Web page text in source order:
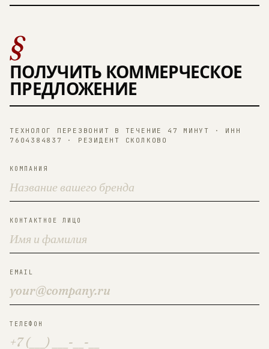
§
ПОЛУЧИТЬ КОММЕРЧЕСКОЕ
ПРЕДЛОЖЕНИЕ
ТЕХНОЛОГ ПЕРЕЗВОНИТ В ТЕЧЕНИЕ 47 МИНУТ · ИНН
7604384837 · РЕЗИДЕНТ СКОЛКОВО
КОМПАНИЯ
КОНТАКТНОЕ ЛИЦО
EMAIL
ТЕЛЕФОН